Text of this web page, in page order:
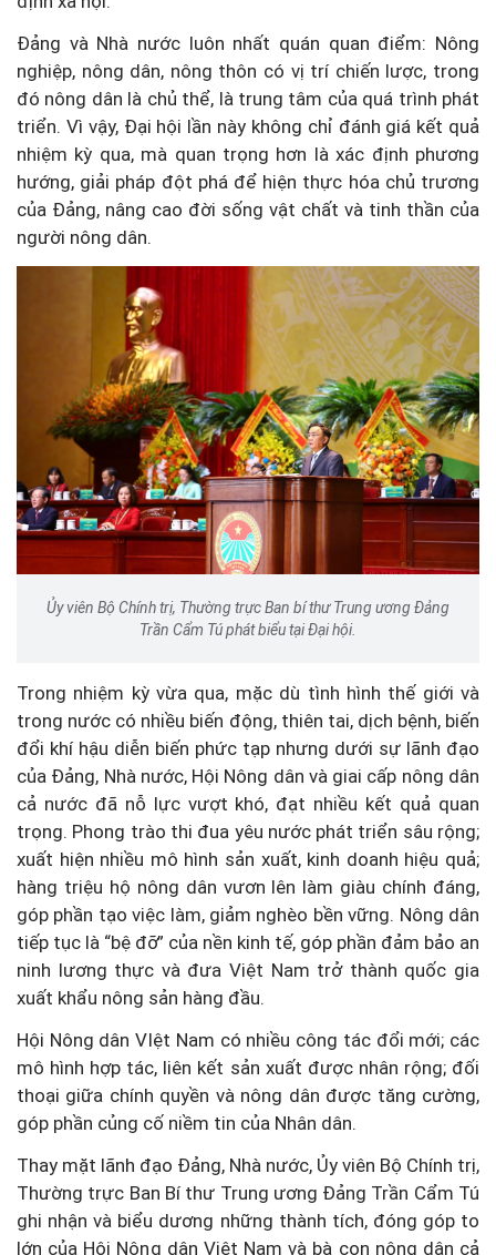
Đảng và Nhà nước luôn nhất quán quan điểm: Nông
nghiệp, nông dân, nông thôn có vị trí chiến lược, trong
đó nông dân là chủ thể, là trung tâm của quá trình phát
triển. Vì vậy, Đại hội lần này không chỉ đánh giá kết quả
nhiệm kỳ qua, mà quan trọng hơn là xác định phương
hướng, giải pháp đột phá để hiện thực hóa chủ trương
của Đảng, nâng cao đời sống vật chất và tinh thần của
người nông dân.
Ủy viên Bộ Chính trị, Thường trực Ban bí thư Trung ương Đảng
Trần Cẩm Tú phát biểu tại Đại hội.
Trong nhiệm kỳ vừa qua, mặc dù tình hình thế giới và
trong nước có nhiều biến động, thiên tai, dịch bệnh, biến
đổi khí hậu diễn biến phức tạp nhưng dưới sự lãnh đạo
của Đảng, Nhà nước, Hội Nông dân và giai cấp nông dân
cả nước đã nỗ lực vượt khó, đạt nhiều kết quả quan
trọng. Phong trào thi đua yêu nước phát triển sâu rộng;
xuất hiện nhiều mô hình sản xuất, kinh doanh hiệu quả;
hàng triệu hộ nông dân vươn lên làm giàu chính đáng,
góp phần tạo việc làm, giảm nghèo bền vững. Nông dân
tiếp tục là “bệ đỡ” của nền kinh tế, góp phần đảm bảo an
ninh lương thực và đưa Việt Nam trở thành quốc gia
xuất khẩu nông sản hàng đầu.
Hội Nông dân VIệt Nam có nhiều công tác đổi mới; các
mô hình hợp tác, liên kết sản xuất được nhân rộng; đối
thoại giữa chính quyền và nông dân được tăng cường,
góp phần củng cố niềm tin của Nhân dân.
Thay mặt lãnh đạo Đảng, Nhà nước, Ủy viên Bộ Chính trị,
Thường trực Ban Bí thư Trung ương Đảng Trần Cẩm Tú
ghi nhận và biểu dương những thành tích, đóng góp to
lớn của Hội Nông dân Việt Nam và bà con nông dân cả